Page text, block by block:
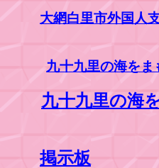
九十九里の海
掲示板
大網白里市外国人
九十九里の海をま